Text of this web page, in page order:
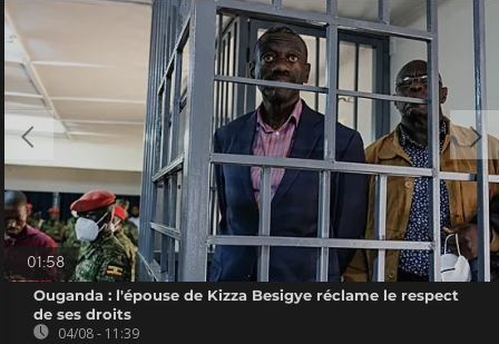
01:58
Ouganda : l'épouse de Kizza Besigye réclame le respect
de ses droits
04/08 - 11:39